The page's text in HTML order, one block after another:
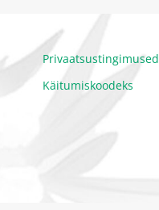
Privaatsustingimused
Käitumiskoodeks